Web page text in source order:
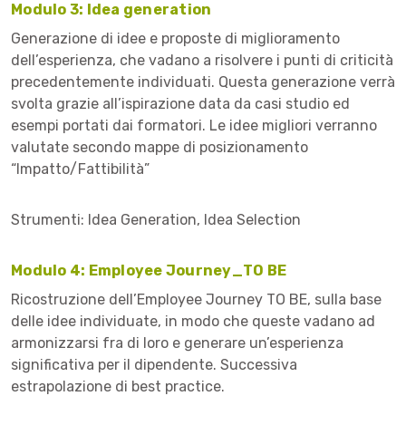
Modulo 3: Idea generation
Generazione di idee e proposte di miglioramento
dell’esperienza, che vadano a risolvere i punti di criticità
precedentemente individuati. Questa generazione verrà
svolta grazie all’ispirazione data da casi studio ed
esempi portati dai formatori. Le idee migliori verranno
valutate secondo mappe di posizionamento
“Impatto/Fattibilità”
Strumenti: Idea Generation, Idea Selection
Modulo 4: Employee Journey_TO BE
Ricostruzione dell’Employee Journey TO BE, sulla base
delle idee individuate, in modo che queste vadano ad
armonizzarsi fra di loro e generare un’esperienza
significativa per il dipendente. Successiva
estrapolazione di best practice.